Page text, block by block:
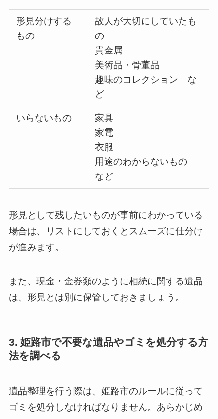
形見分けする
もの
故人が大切にしていたも
の
貴金属
美術品・骨董品
趣味のコレクション な
ど
いらないもの
家具
家電
衣服
用途のわからないもの
など
形見として残したいものが事前にわかっている
場合は、リストにしておくとスムーズに仕分け
が進みます。
また、現金・金券類のように相続に関する遺品
は、形見とは別に保管しておきましょう。
3. 姫路市で不要な遺品やゴミを処分する方
法を調べる
遺品整理を行う際は、姫路市のルールに従って
ゴミを処分しなければなりません。あらかじめ